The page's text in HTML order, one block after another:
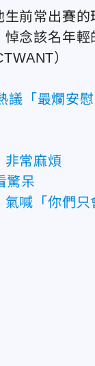
前常出賽
念該名年
）
議「最爛安
常麻煩
驚呆
喊「你們只